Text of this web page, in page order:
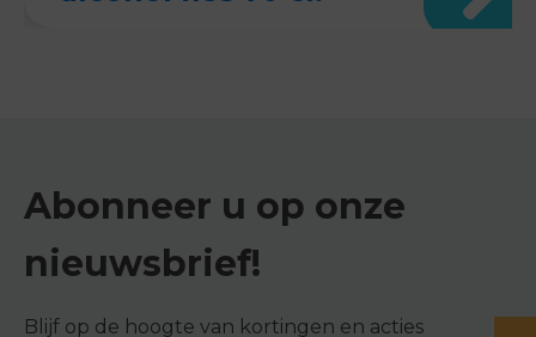
Abonneer u op onze
nieuwsbrief!
Blijf op de hoogte van kortingen en acties